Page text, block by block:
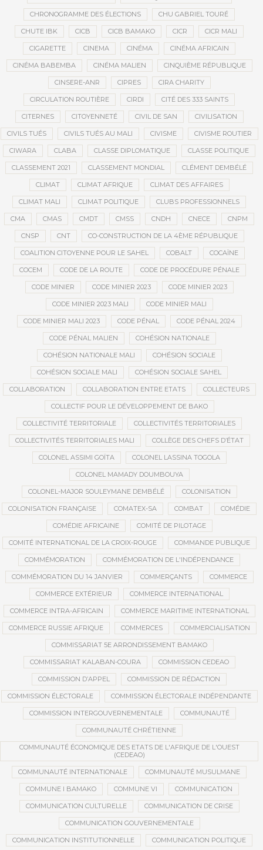
CHRONOGRAMME DES ÉLECTIONS CHU GABRIEL TOURÉ
CHUTE IBK CICB CICB BAMAKO CICR CICR MALI
CIGARETTE CINEMA CINÉMA CINÉMA AFRICAIN
CINÉMA BABEMBA CINÉMA MALIEN CINQUIÈME RÉPUBLIQUE
CINSERE-ANR CIPRES CIRA CHARITY
CIRCULATION ROUTIÈRE CIRDI CITÉ DES 333 SAINTS
CITERNES CITOYENNETÉ CIVIL DE SAN CIVILISATION
CIVILS TUÉS CIVILS TUÉS AU MALI CIVISME CIVISME ROUTIER
CIWARA CLABA CLASSE DIPLOMATIQUE CLASSE POLITIQUE
CLASSEMENT 2021 CLASSEMENT MONDIAL CLÉMENT DEMBÉLÉ
CLIMAT CLIMAT AFRIQUE CLIMAT DES AFFAIRES
CLIMAT MALI CLIMAT POLITIQUE CLUBS PROFESSIONNELS
CMA CMAS CMDT CMSS CNDH CNECE CNPM
CNSP CNT CO-CONSTRUCTION DE LA 4ÈME RÉPUBLIQUE
COALITION CITOYENNE POUR LE SAHEL COBALT COCAÏNE
COCEM CODE DE LA ROUTE CODE DE PROCÉDURE PÉNALE
CODE MINIER CODE MINIER 2023 CODE MINIER 2023
CODE MINIER 2023 MALI CODE MINIER MALI
CODE MINIER MALI 2023 CODE PÉNAL CODE PÉNAL 2024
CODE PÉNAL MALIEN COHÉSION NATIONALE
COHÉSION NATIONALE MALI COHÉSION SOCIALE
COHÉSION SOCIALE MALI COHÉSION SOCIALE SAHEL
COLLABORATION COLLABORATION ENTRE ETATS COLLECTEURS
COLLECTIF POUR LE DÉVELOPPEMENT DE BAKO
COLLECTIVITÉ TERRITORIALE COLLECTIVITÉS TERRITORIALES
COLLECTIVITÉS TERRITORIALES MALI COLLÈGE DES CHEFS D’ÉTAT
COLONEL ASSIMI GOÏTA COLONEL LASSINA TOGOLA
COLONEL MAMADY DOUMBOUYA
COLONEL-MAJOR SOULEYMANE DEMBÉLÉ COLONISATION
COLONISATION FRANÇAISE COMATEX-SA COMBAT COMÉDIE
COMÉDIE AFRICAINE COMITÉ DE PILOTAGE
COMITÉ INTERNATIONAL DE LA CROIX-ROUGE COMMANDE PUBLIQUE
COMMÉMORATION COMMÉMORATION DE L'INDÉPENDANCE
COMMÉMORATION DU 14 JANVIER COMMERÇANTS COMMERCE
COMMERCE EXTÉRIEUR COMMERCE INTERNATIONAL
COMMERCE INTRA-AFRICAIN COMMERCE MARITIME INTERNATIONAL
COMMERCE RUSSIE AFRIQUE COMMERCES COMMERCIALISATION
COMMISSARIAT 5E ARRONDISSEMENT BAMAKO
COMMISSARIAT KALABAN-COURA COMMISSION CEDEAO
COMMISSION D’APPEL COMMISSION DE RÉDACTION
COMMISSION ÉLECTORALE COMMISSION ÉLECTORALE INDÉPENDANTE
COMMISSION INTERGOUVERNEMENTALE COMMUNAUTÉ
COMMUNAUTÉ CHRÉTIENNE
COMMUNAUTÉ ÉCONOMIQUE DES ETATS DE L'AFRIQUE DE L'OUEST
(CEDEAO)
COMMUNAUTÉ INTERNATIONALE COMMUNAUTÉ MUSULMANE
COMMUNE I BAMAKO COMMUNE VI COMMUNICATION
COMMUNICATION CULTURELLE COMMUNICATION DE CRISE
COMMUNICATION GOUVERNEMENTALE
COMMUNICATION INSTITUTIONNELLE COMMUNICATION POLITIQUE